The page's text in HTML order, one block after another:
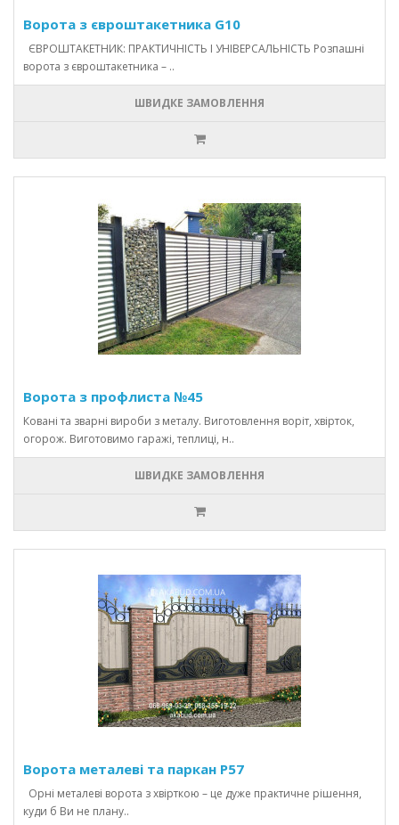
Ворота з євроштакетника G10
ЄВРОШТАКЕТНИК: ПРАКТИЧНІСТЬ І УНІВЕРСАЛЬНІСТЬ Розпашні
ворота з євроштакетника – ..
ШВИДКЕ ЗАМОВЛЕННЯ
Ворота з профлиста №45
Ковані та зварні вироби з металу. Виготовлення воріт, хвірток,
огорож. Виготовимо гаражі, теплиці, н..
ШВИДКЕ ЗАМОВЛЕННЯ
Ворота металеві та паркан P57
Орні металеві ворота з хвірткою – це дуже практичне рішення,
куди б Ви не плану..